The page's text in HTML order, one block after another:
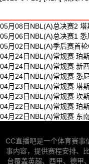
05月08日NBL(A)总决赛2
05月06日NBL(A)总决赛1
05月02日NBL(A)季后赛首
04月24日NBL(A)常规赛 珀
04月24日NBL(A)常规赛 新
04月24日NBL(A)常规赛 悉
04月23日NBL(A)常规赛 塔
04月23日NBL(A)常规赛 坎
04月22日NBL(A)常规赛 珀
04月22日NBL(A)常规赛 东
CC直播吧是一个体育赛事
事内容，提供赛程安排、
台覆盖英超、西甲、德甲